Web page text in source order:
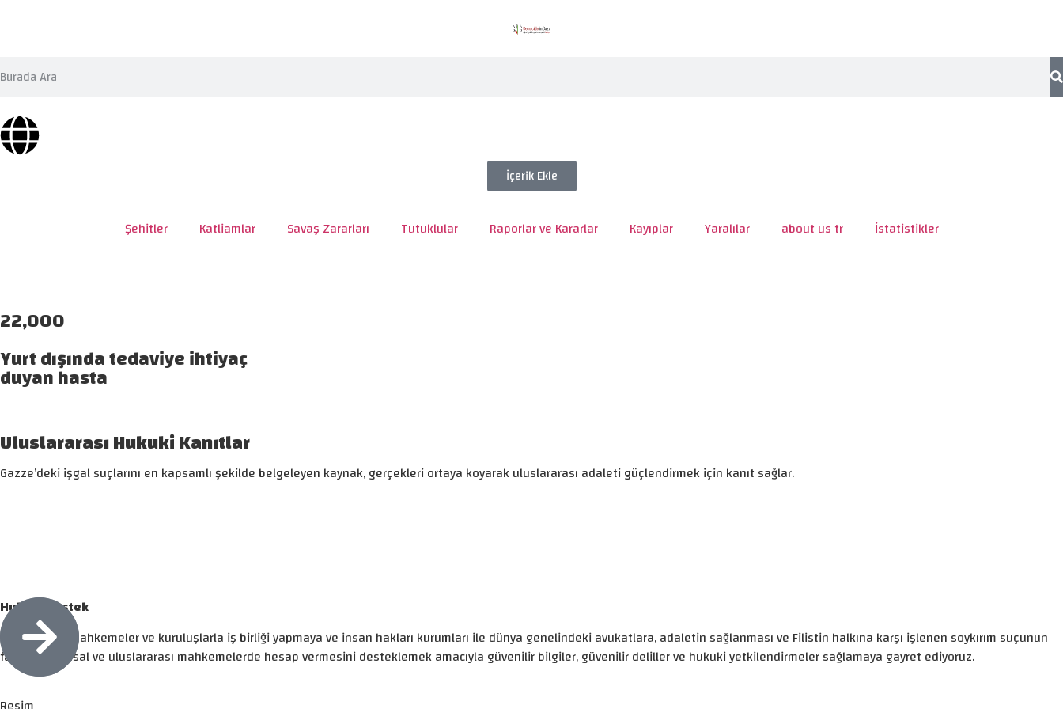
İçerik Ekle
Şehitler Katliamlar Savaş Zararları Tutuklular Raporlar ve Kararlar Kayıplar Yaralılar about us tr İstatistikler
22,000
Yurt dışında tedaviye ihtiyaç
duyan hasta
Uluslararası Hukuki Kanıtlar
Gazze’deki işgal suçlarını en kapsamlı şekilde belgeleyen kaynak, gerçekleri ortaya koyarak uluslararası adaleti güçlendirmek için kanıt sağlar.
Hukuki Destek
Uluslararası mahkemeler ve kuruluşlarla iş birliği yapmaya ve insan hakları kurumları ile dünya genelindeki avukatlara, adaletin sağlanması ve Filistin halkına karşı işlenen soykırım suçunun
faillerinin ulusal ve uluslararası mahkemelerde hesap vermesini desteklemek amacıyla güvenilir bilgiler, güvenilir deliller ve hukuki yetkilendirmeler sağlamaya gayret ediyoruz.